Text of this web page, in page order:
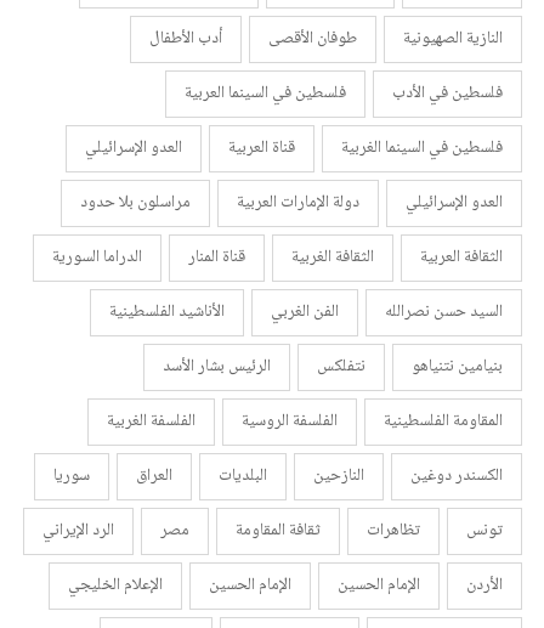
النازية الصهيونية
طوفان الأقصى
أدب الأطفال
فلسطين في الأدب
فلسطين في السينما العربية
فلسطين في السينما الغربية
قناة العربية
العدو الإسرائيلي
العدو الإسرائيلي
دولة الإمارات العربية
مراسلون بلا حدود
الثقافة العربية
الثقافة الغربية قناة المنار
الدراما السورية
السيد حسن نصرالله
الفن الغربي
الأناشيد الفلسطينية
بنيامين نتنياهو
نتفلكس
الرئيس بشار الأسد
المقاومة الفلسطينية
الفلسفة الروسية
الفلسفة الغربية
الكسندر دوغين
النازحين البلديات العراق
سوريا
تونس
تظاهرات ثقافة المقاومة مصر
الرد الإيراني
الأردن
الإمام الحسين الإمام الحسين
الإعلام الخليجي